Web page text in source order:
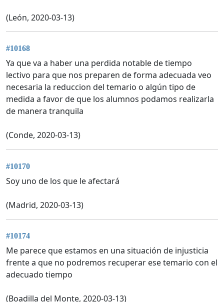
(León, 2020-03-13)
#10168
Ya que va a haber una perdida notable de tiempo
lectivo para que nos preparen de forma adecuada veo
necesaria la reduccion del temario o algún tipo de
medida a favor de que los alumnos podamos realizarla
de manera tranquila
(Conde, 2020-03-13)
#10170
Soy uno de los que le afectará
(Madrid, 2020-03-13)
#10174
Me parece que estamos en una situación de injusticia
frente a que no podremos recuperar ese temario con el
adecuado tiempo
(Boadilla del Monte, 2020-03-13)